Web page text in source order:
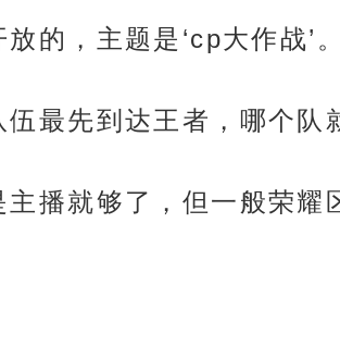
的，主题是‘cp大作战’。
最先到达王者，哪个队
播就够了，但一般荣耀